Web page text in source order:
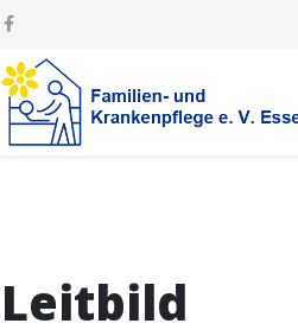
Leitbild